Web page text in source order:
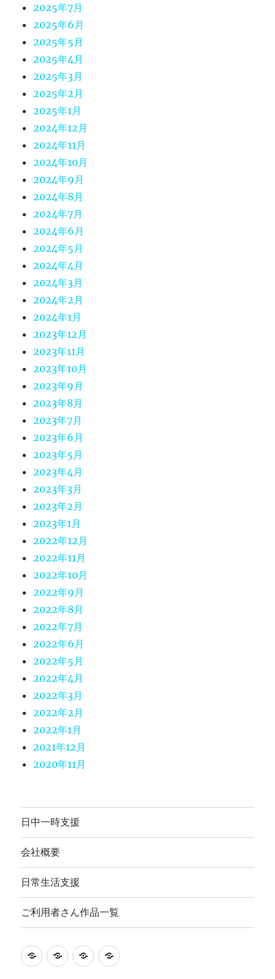
2025年7月
2025年6月
2025年5月
2025年4月
2025年3月
2025年2月
2025年1月
2024年12月
2024年11月
2024年10月
2024年9月
2024年8月
2024年7月
2024年6月
2024年5月
2024年4月
2024年3月
2024年2月
2024年1月
2023年12月
2023年11月
2023年10月
2023年9月
2023年8月
2023年7月
2023年6月
2023年5月
2023年4月
2023年3月
2023年2月
2023年1月
2022年12月
2022年11月
2022年10月
2022年9月
2022年8月
2022年7月
2022年6月
2022年5月
2022年4月
2022年3月
2022年2月
2022年1月
2021年12月
2020年11月
日中一時支援
会社概要
日常生活支援
ご利用者さん作品一覧
就
日
会
ご